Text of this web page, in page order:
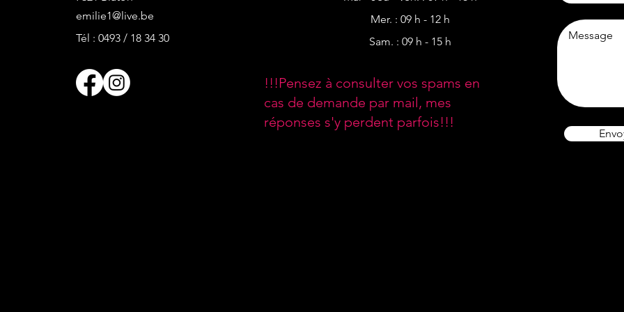
emilie1@live.be
Tél : 0493 / 18 34 30
Mer. : 09 h - 12 h​​
Sam. : 09 h - 15 h
!!!Pensez à consulter vos spams en
cas de demande par mail, mes
réponses s'y perdent parfois!!!